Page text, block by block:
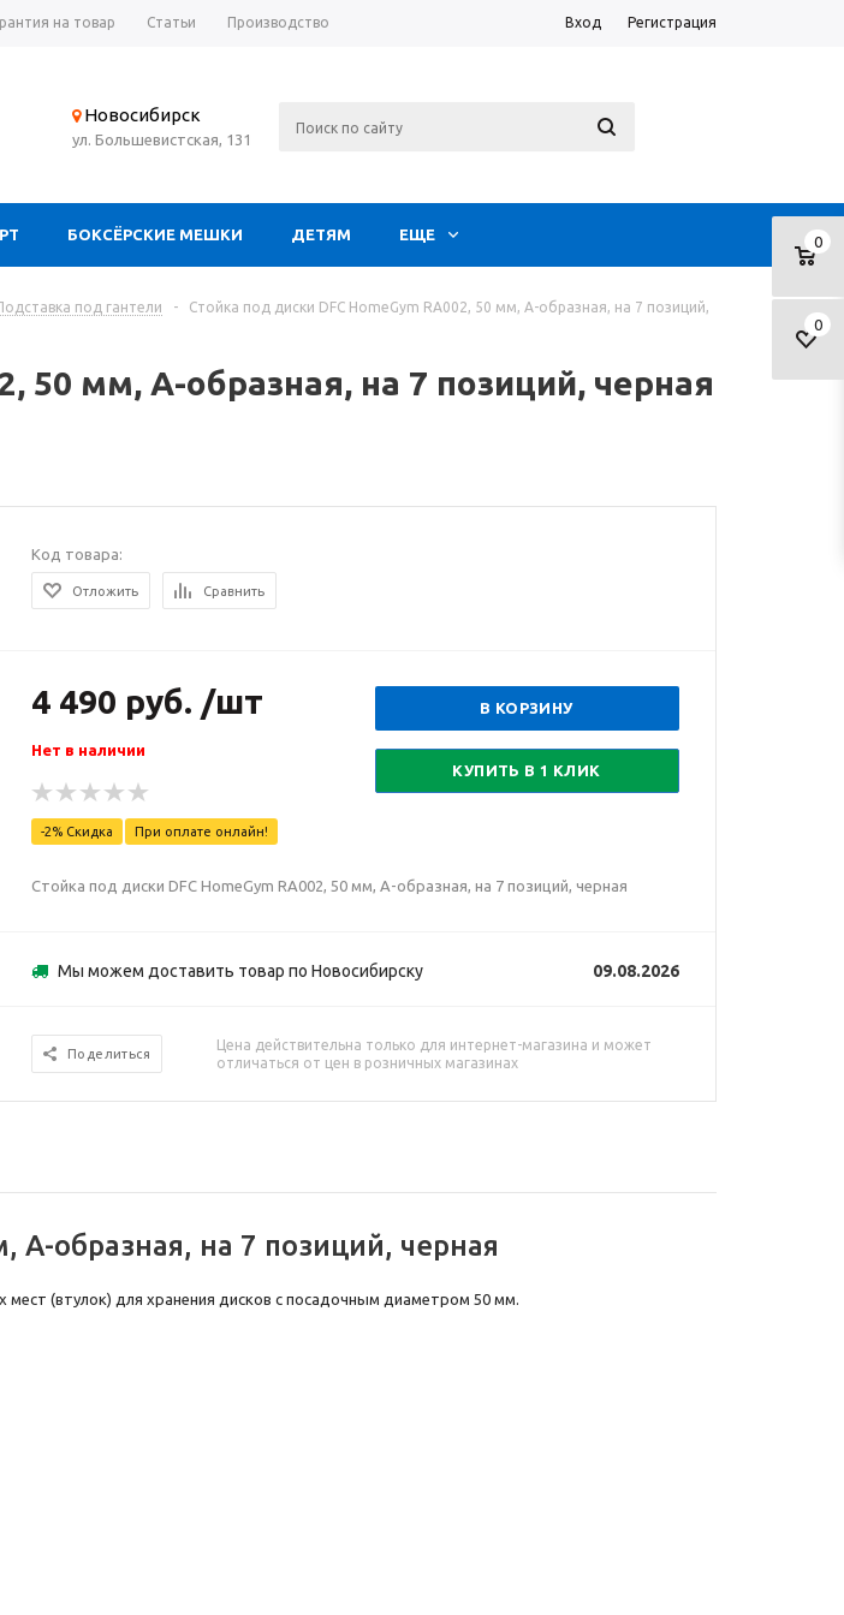
на товар Статьи Производство Вход Регистрация
Новосибирск
ул. Большевистская, 131
0
0
БОКСЁРСКИЕ МЕШКИ ДЕТЯМ ЕЩЕ
под гантели -
Стойка под диски DFC HomeGym RA002, 50 мм, А-образная, на 7 позиций,
50 мм, А-образная, на 7 позиций, черная
Код товара:
Отложить Сравнить
4 490 руб. /шт
Нет в наличии
-2% Скидка При оплате онлайн!
В КОРЗИНУ
КУПИТЬ В 1 КЛИК
Стойка под диски DFC HomeGym RA002, 50 мм, А-образная, на 7 позиций, черная
Мы можем доставить товар по Новосибирску 09.08.2026
Поделиться
Цена действительна только для интернет-магазина и может
отличаться от цен в розничных магазинах
А-образная, на 7 позиций, черная
(втулок) для хранения дисков с посадочным диаметром 50 мм.